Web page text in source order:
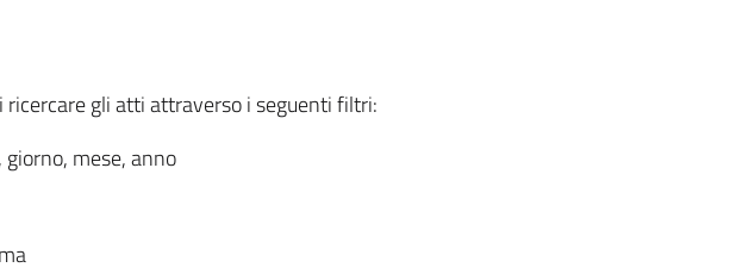
ricercare gli atti attraverso i seguenti filtri:
mese, anno